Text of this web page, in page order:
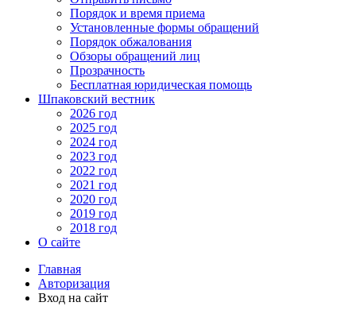
Порядок и время приема
Установленные формы обращений
Порядок обжалования
Обзоры обращений лиц
Прозрачность
Бесплатная юридическая помощь
Шпаковский вестник
2026 год
2025 год
2024 год
2023 год
2022 год
2021 год
2020 год
2019 год
2018 год
О сайте
Главная
Авторизация
Вход на сайт